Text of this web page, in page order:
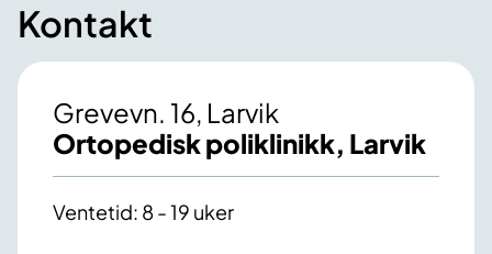
Kontakt
Grevevn. 16, Larvik
Ortopedisk poliklinikk, Larvik
Ventetid: 8 - 19 uker